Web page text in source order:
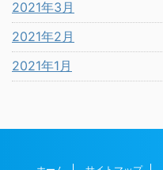
2021年3月
2021年2月
2021年1月